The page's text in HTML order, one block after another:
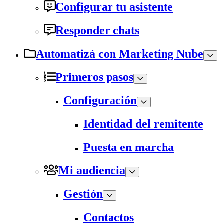
Configurar tu asistente
Responder chats
Automatizá con Marketing Nube
Primeros pasos
Configuración
Identidad del remitente
Puesta en marcha
Mi audiencia
Gestión
Contactos